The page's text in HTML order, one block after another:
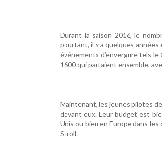
Durant la saison 2016, le
pourtant, il y a quelques années
événements d’envergure tels le
1600 qui partaient ensemble,
Maintenant, les jeunes pilotes
devant eux. Leur budget est
Unis ou bien en Europe dans
Stroll.